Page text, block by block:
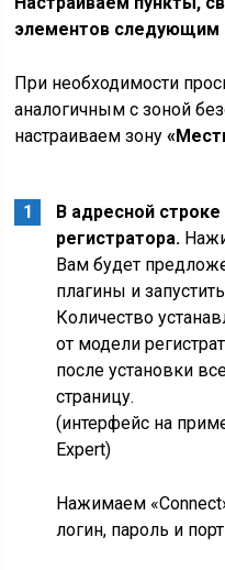
элементов следующим
При необходимости
аналогичным с зоной
настраиваем зону
В адресной
регистратора.
Вам будет
плагины и
Количество
от модели
после установки
страницу.
(интерфейс на
Expert)
Нажимаем
логин, пароль и